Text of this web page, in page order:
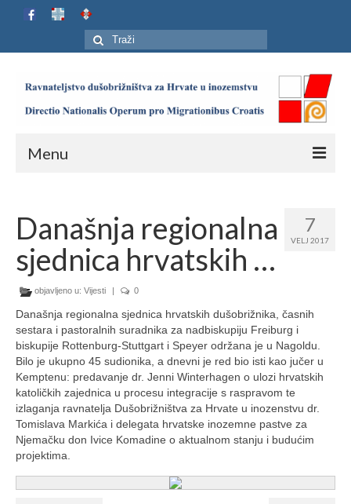
Search
for:
Menu
Ustroj
Adresar
Karta
Jubilej HIP-a
Ljetna škola
Kontakt
7
VELJ 2017
Današnja regionalna
sjednica hrvatskih …
objavljeno u: Vijesti | 0
Današnja regionalna sjednica hrvatskih dušobrižnika, časnih
sestara i pastoralnih suradnika za nadbiskupiju Freiburg i
biskupije Rottenburg-Stuttgart i Speyer održana je u Nagoldu.
Bilo je ukupno 45 sudionika, a dnevni je red bio isti kao jučer u
Kemptenu: predavanje dr. Jenni Winterhagen o ulozi hrvatskih
katoličkih zajednica u procesu integracije s raspravom te
izlaganja ravnatelja Dušobrižništva za Hrvate u inozenstvu dr.
Tomislava Markića i delegata hrvatske inozemne pastve za
Njemačku don Ivice Komadine o aktualnom stanju i budućim
projektima.